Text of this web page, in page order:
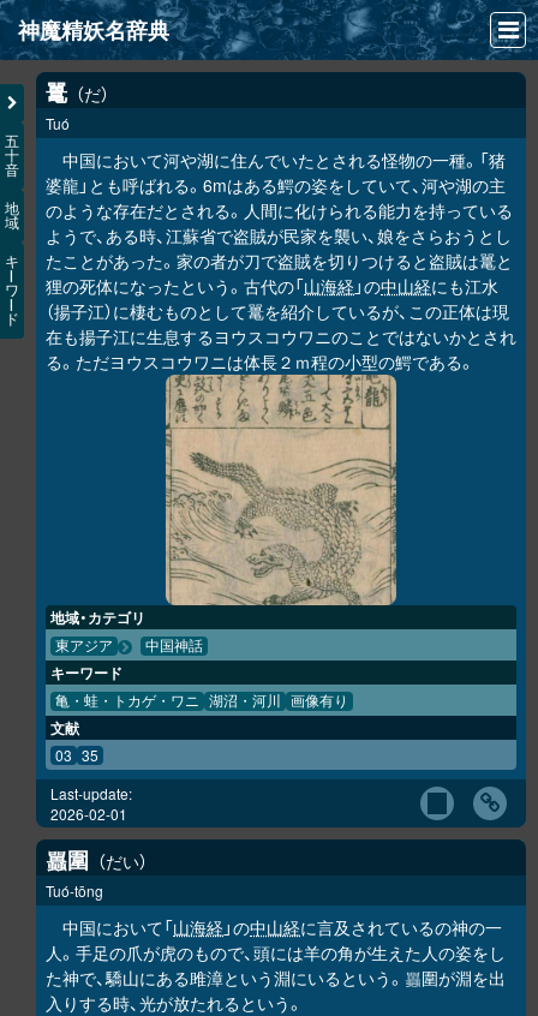
神魔精妖名辞典
NEWS
INFO
文献
検索
凖項目
画像資料便覧
LINK
五
十
音
地
域
キ
ワ
ド
鼍 だ
Tuó
中国において河や湖に住んでいたとされる怪物の一種。「猪
婆龍」とも呼ばれる。6mはある鰐の姿をしていて、河や湖の主
のような存在だとされる。人間に化けられる能力を持っている
ようで、ある時、江蘇省で盗賊が民家を襲い、娘をさらおうとし
たことがあった。家の者が刀で盗賊を切りつけると盗賊は鼍と
狸の死体になったという。古代の「山海経 」の中山経にも江水
（揚子江）に棲むものとして鼍を紹介しているが、この正体は現
在も揚子江に生息するヨウスコウワニのことではないかとされ
る。ただヨウスコウワニは体長２ｍ程の小型の鰐である。
地域・カテゴリ
東アジア 中国神話
キーワード
亀・蛙・トカゲ・ワニ 湖沼・河川 画像有り
文献
03 35
Last-update:
2026-02-01
𧕛圍 だい
Tuó-tōng
中国において「山海経 」の中山経に言及されているの神の一
人。手足の爪が虎のもので、頭には羊の角が生えた人の姿をし
た神で、驕山にある雎漳という淵にいるという。 𧕛圍が淵を出
入りする時、光が放たれるという。